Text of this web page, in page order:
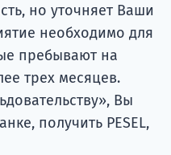
но уточняет Ваши
необходимо для
пребывают на
трех месяцев.
Вы
получить PESEL,